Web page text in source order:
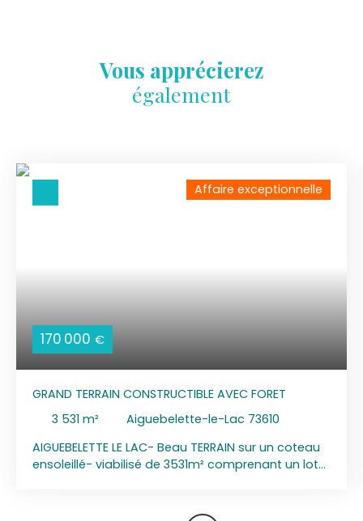
Vous apprécierez
également
170 000 €
Affaire exceptionnelle
GRAND TERRAIN CONSTRUCTIBLE AVEC FORET
3 531 m²
Aiguebelette-le-Lac 73610
AIGUEBELETTE LE LAC- Beau TERRAIN sur un coteau
ensoleillé- viabilisé de 3531m² comprenant un lot
partie d'un permis d'aménager viabilisé avec eau,